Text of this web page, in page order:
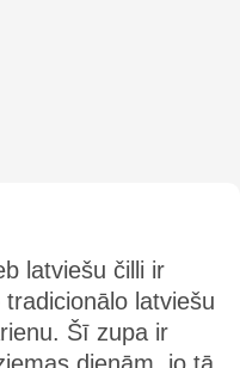
latviešu čilli ir
latviešu
Šī zupa ir